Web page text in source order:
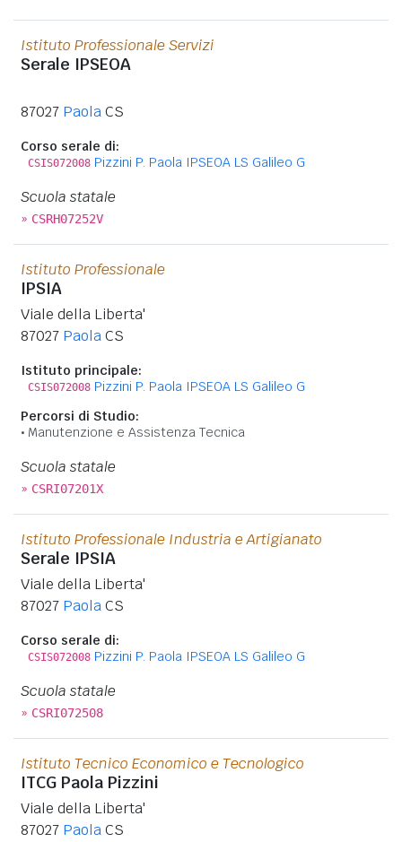
Istituto Professionale Servizi
Serale IPSEOA
87027 PaolaCS
Corso serale di:
CSIS072008 Pizzini P. Paola IPSEOA LS Galileo G
Scuola statale
» CSRH07252V
Istituto Professionale
IPSIA
Viale della Liberta'
87027 PaolaCS
Istituto principale:
CSIS072008 Pizzini P. Paola IPSEOA LS Galileo G
Percorsi di Studio:
Manutenzione e Assistenza Tecnica
Scuola statale
» CSRI07201X
Istituto Professionale Industria e Artigianato
Serale IPSIA
Viale della Liberta'
87027 PaolaCS
Corso serale di:
CSIS072008 Pizzini P. Paola IPSEOA LS Galileo G
Scuola statale
» CSRI072508
Istituto Tecnico Economico e Tecnologico
ITCG Paola Pizzini
Viale della Liberta'
87027 PaolaCS